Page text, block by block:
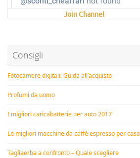
Join Channel
Consigli
Fotocamere digitali: Guida all’acquisto
Profumi da uomo
I migliori caricabatterie per auto 2017
Le migliori macchine da caffè espresso per casa
Tagliaerba a confronto – Quale scegliere